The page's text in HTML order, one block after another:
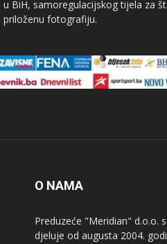
BiH, samoregulacijskog tijela za
priloženu fotografiju.
O NAMA
Preduzeće "Meridian" d.o.o.
djeluje od augusta 2004.